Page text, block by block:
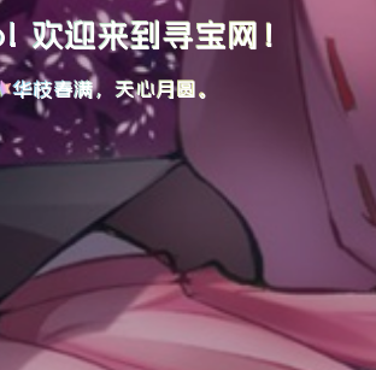
欢迎来到寻宝网！
华枝春满，天心月圆。